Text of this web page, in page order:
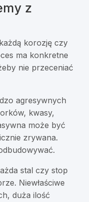
z
korozję czy
ma konkretne
nie przeceniać
agresywnych
kwasy,
może być
zrywana.
stal czy stop
Niewłaściwe
duża ilość